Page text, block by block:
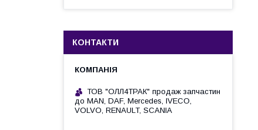
КОНТАКТИ
ТОВ "ОЛЛ4ТРАК" продаж запчастин
до MAN, DAF, Mercedes, IVECO,
VOLVO, RENAULT, SCANIA